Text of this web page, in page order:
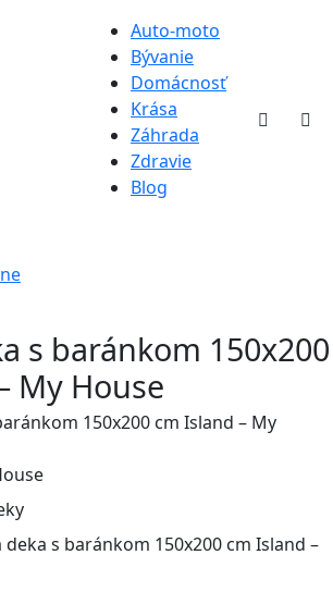
Auto-moto
Bývanie
Domácnosť
Krása
Záhrada
Zdravie
Blog
s baránkom 150x200
My House
deka s baránkom 150x200 cm Island –